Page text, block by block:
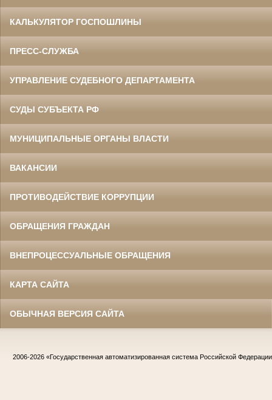
КАЛЬКУЛЯТОР ГОСПОШЛИНЫ
ПРЕСС-СЛУЖБА
УПРАВЛЕНИЕ СУДЕБНОГО ДЕПАРТАМЕНТА
СУДЫ СУБЪЕКТА РФ
МУНИЦИПАЛЬНЫЕ ОРГАНЫ ВЛАСТИ
ВАКАНСИИ
ПРОТИВОДЕЙСТВИЕ КОРРУПЦИИ
ОБРАЩЕНИЯ ГРАЖДАН
ВНЕПРОЦЕССУАЛЬНЫЕ ОБРАЩЕНИЯ
КАРТА САЙТА
ОБЫЧНАЯ ВЕРСИЯ САЙТА
2006-2026 «Государственная автоматизированная система Российской